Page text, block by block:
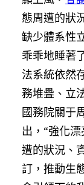
態周遭的狀
缺少體系性
乖乖地睡著
法系統依然
務堆疊、立
國務院關于
出，“強化
遭的狀況、
訂，推動生